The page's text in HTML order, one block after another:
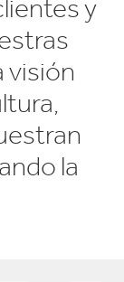
y
visión
la